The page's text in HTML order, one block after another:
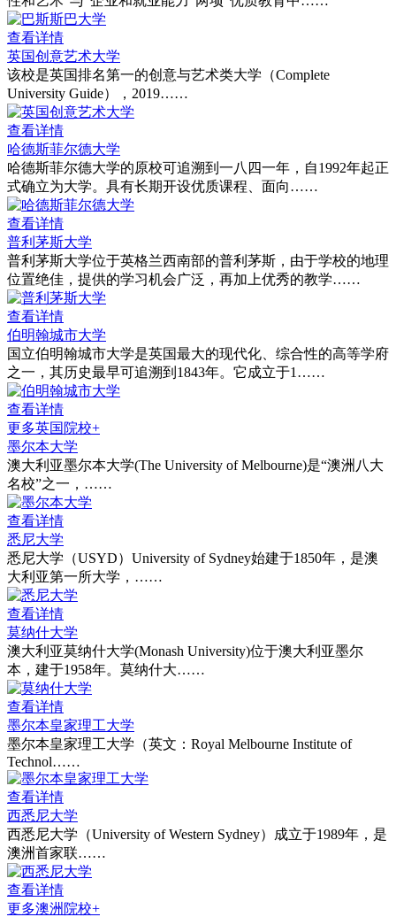
查看详情
英国创意艺术大学
该校是英国排名第一的创意与艺术类大学（Complete
University Guide），2019……
查看详情
哈德斯菲尔德大学
哈德斯菲尔德大学的原校可追溯到一八四一年，自1992年起正
式确立为大学。具有长期开设优质课程、面向……
查看详情
普利茅斯大学
普利茅斯大学位于英格兰西南部的普利茅斯，由于学校的地理
位置绝佳，提供的学习机会广泛，再加上优秀的教学……
查看详情
伯明翰城市大学
国立伯明翰城市大学是英国最大的现代化、综合性的高等学府
之一，其历史最早可追溯到1843年。它成立于1……
查看详情
更多英国院校+
墨尔本大学
澳大利亚墨尔本大学(The University of Melbourne)是“澳洲八大
名校”之一，……
查看详情
悉尼大学
悉尼大学（USYD）University of Sydney始建于1850年，是澳
大利亚第一所大学，……
查看详情
莫纳什大学
澳大利亚莫纳什大学(Monash University)位于澳大利亚墨尔
本，建于1958年。莫纳什大……
查看详情
墨尔本皇家理工大学
墨尔本皇家理工大学（英文：Royal Melbourne Institute of
Technol……
查看详情
西悉尼大学
西悉尼大学（University of Western Sydney）成立于1989年，是
澳洲首家联……
查看详情
更多澳洲院校+